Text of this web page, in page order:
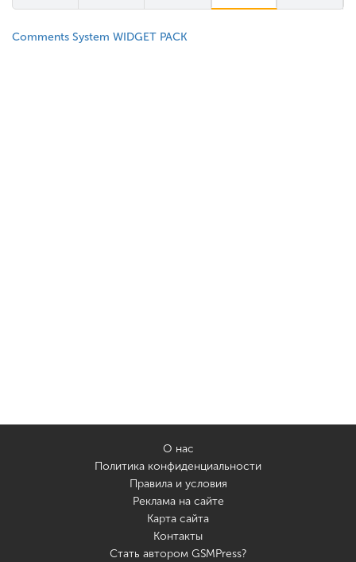
Comments System WIDGET PACK
О нас
Политика конфиденциальности
Правила и условия
Реклама на сайте
Карта сайта
Контакты
Стать автором GSMPress?